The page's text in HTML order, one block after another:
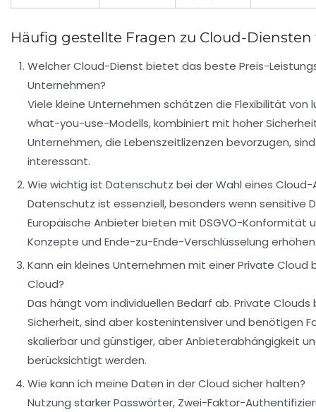
Häufig gestellte Fragen zu Cloud-
Welcher Cloud-Dienst bietet das beste Preis-
Unternehmen?
Viele kleine Unternehmen schätzen die Flexibilität von
what-you-use-Modells, kombiniert mit hoher
Unternehmen, die Lebenszeitlizenzen bevorzugen,
interessant.
Wie wichtig ist Datenschutz bei der Wahl eines Cloud-
Datenschutz ist essenziell, besonders wenn sensitive
Europäische Anbieter bieten mit DSGVO-Konformität
Konzepte und Ende-zu-Ende-Verschlüsselung
Kann ein kleines Unternehmen mit einer Private Cloud
Cloud?
Das hängt vom individuellen Bedarf ab. Private
Sicherheit, sind aber kostenintensiver und benötigen
skalierbar und günstiger, aber Anbieterabhängigkeit
berücksichtigt werden.
Wie kann ich meine Daten in der Cloud sicher halten?
Nutzung starker Passwörter, Zwei-Faktor-